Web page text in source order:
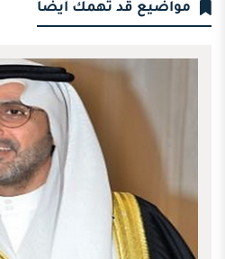
مواضيع قد تهمك أيضا